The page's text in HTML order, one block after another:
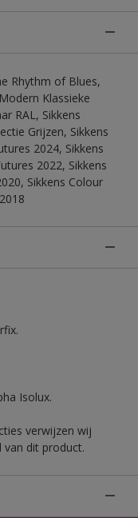
Rhythm of Blues,
Klassieke
RAL, Sikkens
Grijzen, Sikkens
2024, Sikkens
2022, Sikkens
Sikkens Colour
Isolux.
verwijzen wij
van dit product.